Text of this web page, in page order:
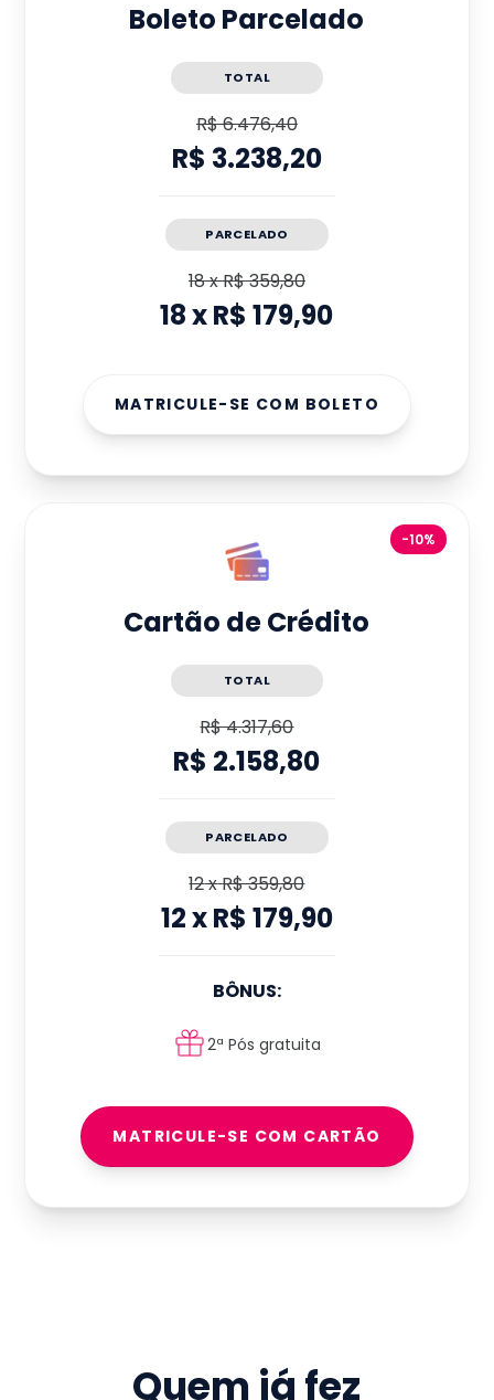
Boleto Parcelado
TOTAL
R$ 6.476,40
R$ 3.238,20
PARCELADO
18xR$ 359,80
18xR$ 179,90
MATRICULE-SE COM BOLETO
-10%
Cartão de Crédito
TOTAL
R$ 4.317,60
R$ 2.158,80
PARCELADO
12xR$ 359,80
12xR$ 179,90
BÔNUS:
2ª Pós gratuita
MATRICULE-SE COM CARTÃO
Quem já fez